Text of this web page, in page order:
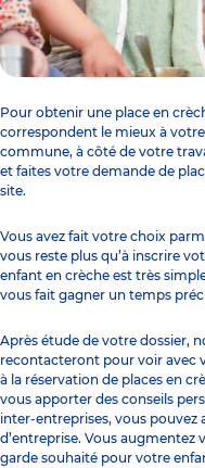
Pour obtenir une place en
correspondent le mieux à
commune, à côté de votre
et faites votre demande de
site.
Vous avez fait votre choix
vous reste plus qu’à inscrire
enfant en crèche est très
vous fait gagner un temps
Après étude de votre dossier,
recontacteront pour voir avec
à la réservation de places en
vous apporter des conseils
inter-entreprises, vous pouvez
d’entreprise. Vous augmentez
garde souhaité pour votre